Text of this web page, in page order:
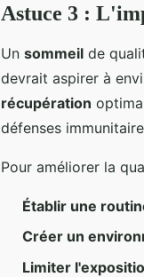
Astuce 3 :
Un sommeil de
devrait aspirer à
récupération
défenses
Pour améliorer la
Établir une
Créer un
Limiter